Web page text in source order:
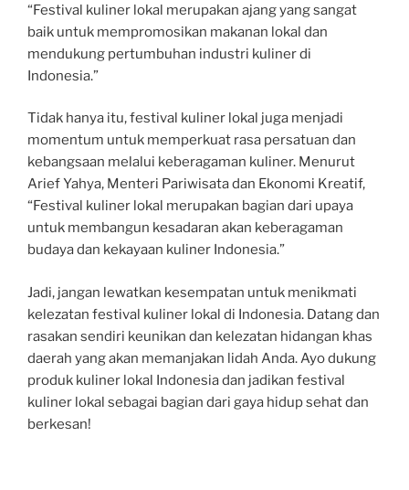
“Festival kuliner lokal merupakan ajang yang sangat
baik untuk mempromosikan makanan lokal dan
mendukung pertumbuhan industri kuliner di
Indonesia.”
Tidak hanya itu, festival kuliner lokal juga menjadi
momentum untuk memperkuat rasa persatuan dan
kebangsaan melalui keberagaman kuliner. Menurut
Arief Yahya, Menteri Pariwisata dan Ekonomi Kreatif,
“Festival kuliner lokal merupakan bagian dari upaya
untuk membangun kesadaran akan keberagaman
budaya dan kekayaan kuliner Indonesia.”
Jadi, jangan lewatkan kesempatan untuk menikmati
kelezatan festival kuliner lokal di Indonesia. Datang dan
rasakan sendiri keunikan dan kelezatan hidangan khas
daerah yang akan memanjakan lidah Anda. Ayo dukung
produk kuliner lokal Indonesia dan jadikan festival
kuliner lokal sebagai bagian dari gaya hidup sehat dan
berkesan!